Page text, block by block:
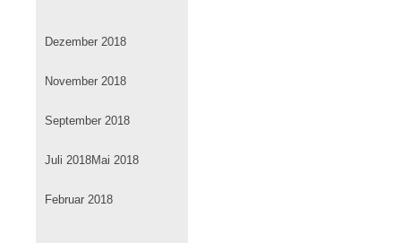
Dezember 2018
November 2018
September 2018
Juli 2018Mai 2018
Februar 2018